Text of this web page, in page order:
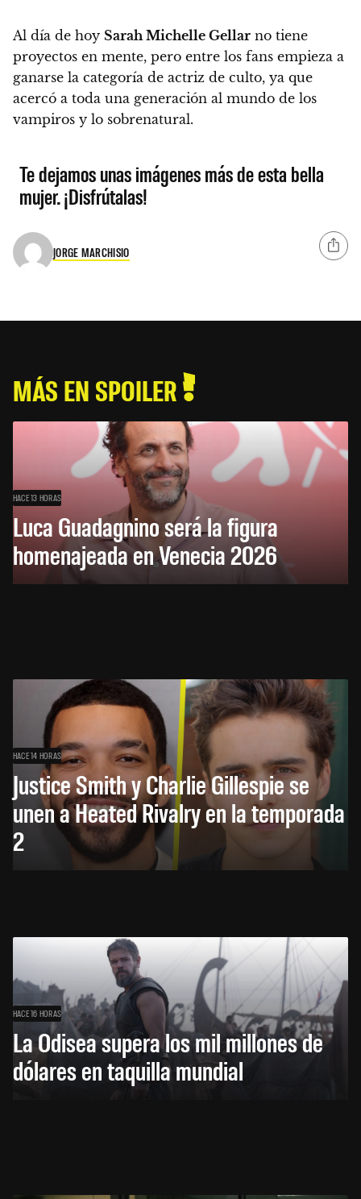
Al día de hoy Sarah Michelle Gellar no tiene
proyectos en mente, pero entre los fans empieza a
ganarse la categoría de actriz de culto, ya que
acercó a toda una generación al mundo de los
vampiros y lo sobrenatural.
Te dejamos unas imágenes más de esta bella
mujer. ¡Disfrútalas!
JORGE MARCHISIO
MÁS EN SPOILER
HACE 13 HORAS
Luca Guadagnino será la figura
homenajeada en Venecia 2026
HACE 14 HORAS
Justice Smith y Charlie Gillespie se
unen a Heated Rivalry en la temporada
2
HACE 16 HORAS
La Odisea supera los mil millones de
dólares en taquilla mundial